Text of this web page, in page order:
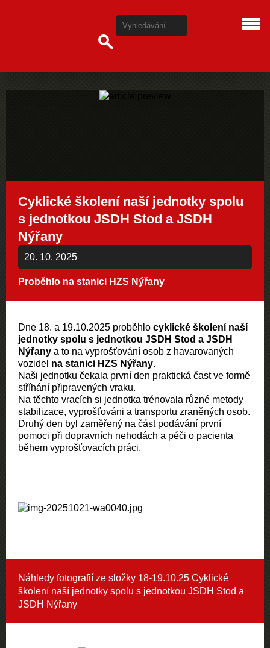
Cyklické školení naší jednotky spolu
s jednotkou JSDH Stod a JSDH
Nýřany
20. 10. 2025
Proběhlo na stanici HZS Nýřany
Dne 18. a 19.10.2025 proběhlo cyklické školení naší
jednotky spolu s jednotkou JSDH Stod a JSDH
Nýřany a to na vyprošťování osob z havarovaných
vozidel na stanici HZS Nýřany.
Naši jednotku čekala první den praktická čast ve formě
stříhání připravených vraku.
Na těchto vracích si jednotka trénovala různé metody
stabilizace, vyprošťováni a transportu zraněných osob.
Druhý den byl zaměřený na část podávání první
pomoci při dopravních nehodách a péči o pacienta
během vyprošťovacích práci.
Náhledy fotografií ze složky 18-19.10.25 Cyklické
školení naší jednotky spolu s jednotkou JSDH Stod a
JSDH Nýřany